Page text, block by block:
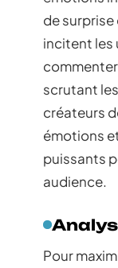
de
incitent les
scrutant
créateurs
émotions
puissants
audience.
Pour